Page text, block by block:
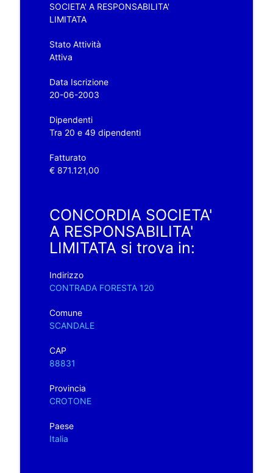
SOCIETA' A RESPONSABILITA'
LIMITATA
Stato Attività
Attiva
Data Iscrizione
20-06-2003
Dipendenti
Tra 20 e 49 dipendenti
Fatturato
€ 871.121,00
CONCORDIA SOCIETA'
A RESPONSABILITA'
LIMITATA si trova in:
Indirizzo
CONTRADA FORESTA 120
Comune
SCANDALE
CAP
88831
Provincia
CROTONE
Paese
Italia